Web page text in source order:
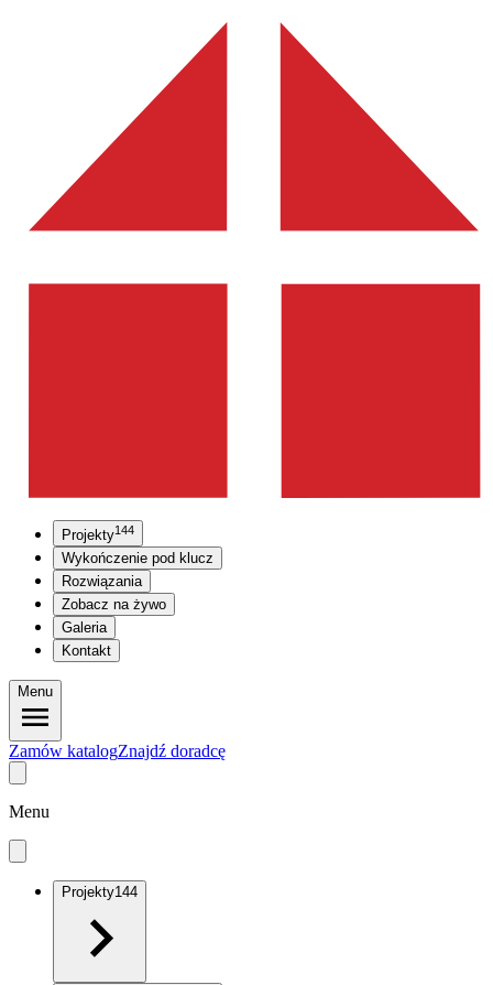
Projekty144
Wykończenie pod klucz
Rozwiązania
Zobacz na żywo
Galeria
Kontakt
Menu
Zamów katalogZnajdź doradcę
Menu
Projekty144